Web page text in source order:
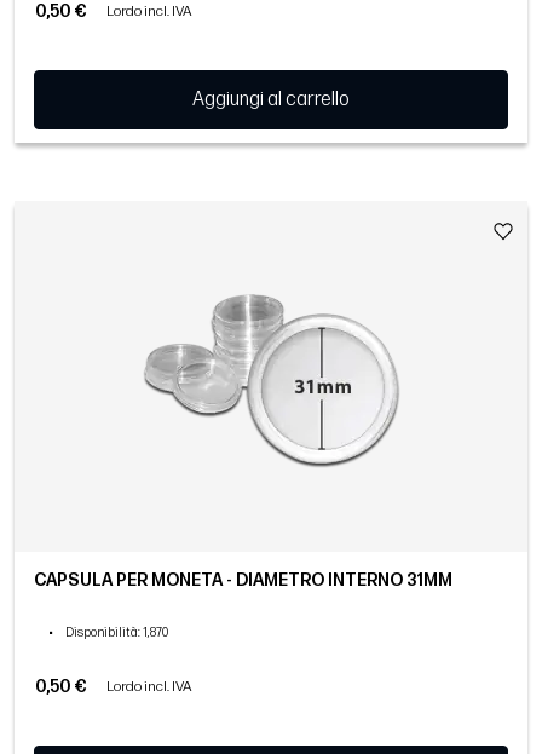
0,50 € Lordo incl. IVA
Aggiungi al carrello
CAPSULA PER MONETA - DIAMETRO INTERNO 31MM
• Disponibilità: 1,870
0,50 € Lordo incl. IVA